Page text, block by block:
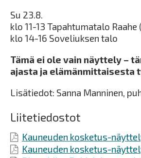
Su 23.8.
klo 11-13 Tapahtumatalo Raahe
klo 14-16 Soveliuksen talo
Tämä ei ole vain näyttely –
ajasta ja elämänmittaisesta
Lisätiedot: Sanna Manninen,
Liitetiedostot
Kauneuden kosketus-
Kauneuden kosketus-